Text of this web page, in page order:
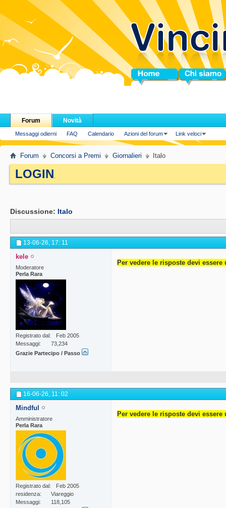
Home Chi siamo
Forum
Messaggi odierni FAQ Calendario Azioni del forum Link veloci
Novità
Forum Concorsi a Premi Giornalieri Italo
LOGIN.
Discussione: Italo
13-06-26, 17: 11
kele
Moderatore
Perla Rara
Registrato dal
Feb 2005
Messaggi
73,234
Grazie Partecipo / Passo
Per vedere le risposte devi
16-06-26, 11: 02
Mindful
Amministratore
Perla Rara
Registrato dal
Feb 2005
residenza
Viareggio
Messaggi
118,105
Per vedere le risposte devi essere